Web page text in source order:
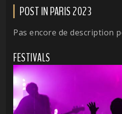
POST IN PARIS 2023
Pas encore de description
FESTIVALS